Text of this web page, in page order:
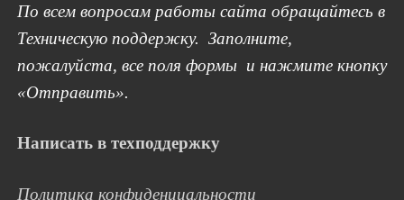
По всем вопросам работы сайта обращайтесь в
Техническую поддержку. Заполните,
пожалуйста, все поля формы и нажмите кнопку
«Отправить».
Написать в техподдержку
Политика конфиденциальности